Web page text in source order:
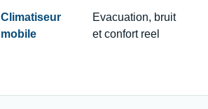
Climatiseur
mobile
Evacuation, bruit
et confort reel